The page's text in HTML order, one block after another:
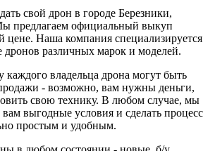
свой дрон в городе Березники,
предлагаем официальный выкуп
цене. Наша компания специализируется
различных марок и моделей.
владельца дрона могут быть
- возможно, вам нужны деньги,
свою технику. В любом случае, мы
выгодные условия и сделать процесс
простым и удобным.